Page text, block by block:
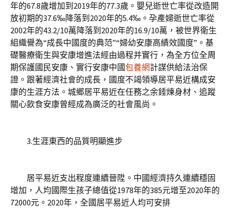
年的67.8歲增加到2019年的77.3歲。嬰兒逝世亡率從改造開
放初期的37.6‰降落到2020年的5.4‰。孕產婦逝世亡率從
2002年的43.2/10萬降落到2020年的16.9/10萬，被世界衛生
組織譽為“成長中國度的典范”“婦幼安康高績效國度”。基
礎醫療衛生與安康增進法經由過程并實行，為全方位全周
期保護國民安康、實行安康中國包養網計謀供給法治保
證。跟著經濟社會的成長，國度不竭領導居平易近構成安
康的生涯方法。城鄉居平易近在任務之余錘煉身材、追蹤
關心飲食安康曾經成為廣泛的社會風尚。
3.生涯東西的品質明顯進步
居平易近支出程度連續晉陞。中國經濟持久連續穩固
增加，人均國際生孩子總值從1978年的385元增至2020年的
72000元。2020年，全國居平易近人均可安排